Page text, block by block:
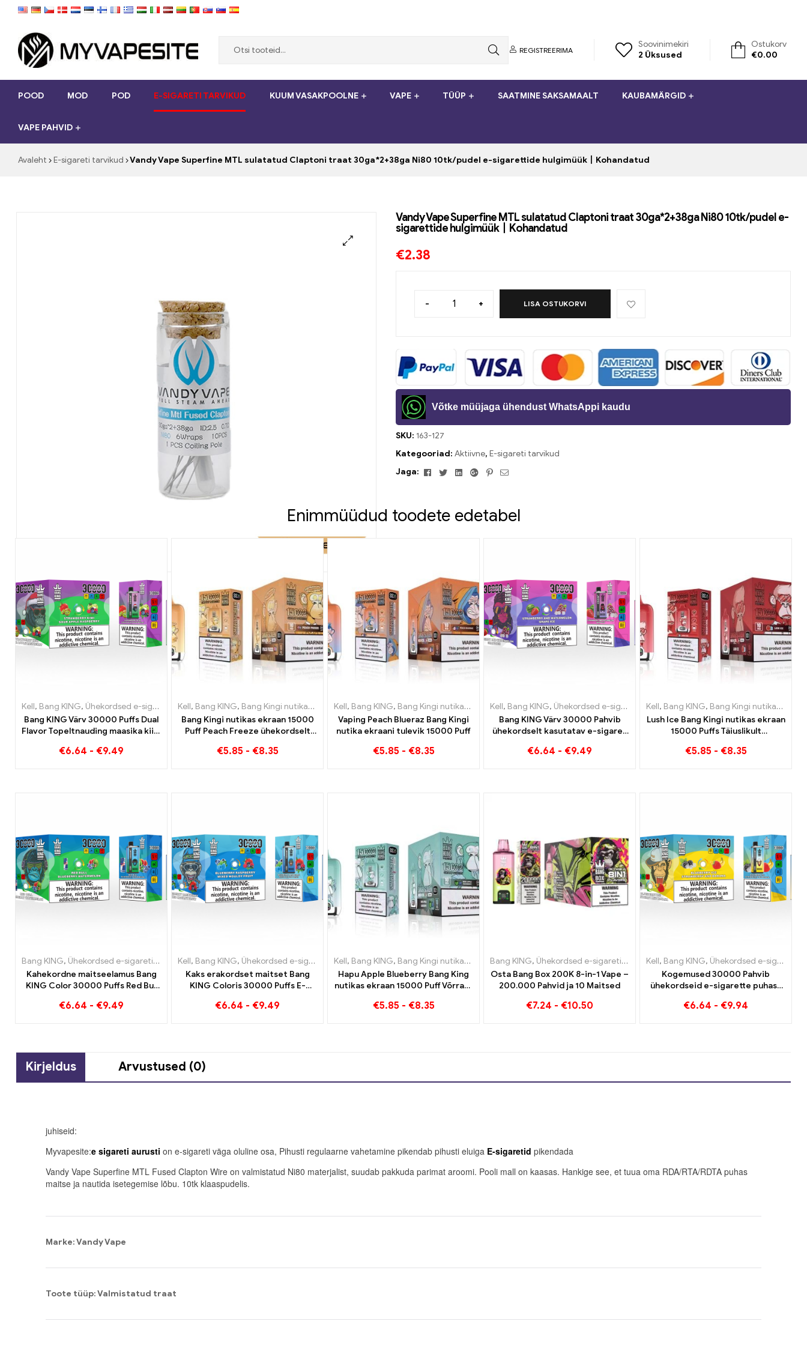
Myvapesite.de
sigarette
odavalt
veebisaidilt
REGISTREERIMA
Soovinimekiri
2 Üksused
Ostukorv
€0.00
POOD MOD POD E-SIGARETI TARVIKUD KUUM VASAKPOOLNE VAPE TÜÜP SAATMINE SAKSAMAALT KAUBAMÄRGID
VAPE PAHVID
Avaleht E-sigareti tarvikud Vandy Vape Superfine MTL sulatatud Claptoni traat 30ga*2+38ga Ni80 10tk/pudel e-sigarettide hulgimüük丨Kohandatud
Vandy Vape Superfine MTL sulatatud Claptoni traat 30ga*2+38ga Ni80 10tk/pudel e-
sigarettide hulgimüük丨Kohandatud
€2.38
- + LISA OSTUKORVI
Võtke müüjaga ühendust WhatsAppi kaudu
SKU: 163-127
Kategooriad:Aktiivne,E-sigareti tarvikud
Jaga:
FacebookTwitterLinkedinGoogle+Pinterest
Meil
Enimmüüdud toodete edetabel
Kell, Bang KING, Ühekordsed e-sigaretid Leedu ,Ühekordsed e-sigaretid Luksemburg, Ühekordsed e-sigaretid Holland Ühekordsed e-sigaretid Austria, Ühekordsed e-sigaretid Poola,Ühekordsed e-
Bang KING Värv 30000 Puffs Dual
Flavor Topeltnauding maasika kiivi
€6.64 - €9.49
Kell, Bang KING, Bang Kingi nutikas ekraan 15000 Puff ,Ühekordsed e-sigaretid Leedu, Ühekordsed e-sigaretid Luksemburg,Ühekordsed e-sigaretid Holland,
Bang Kingi nutikas ekraan 15000
Puff Peach Freeze ühekordselt
€5.85 - €8.35
Kell, Bang KING, Bang Kingi nutikas ekraan 15000 Puff ,Ühekordsed e-sigaretid Leedu, Ühekordsed e-sigaretid Luksemburg
Vaping Peach Blueraz Bang Kingi
nutika ekraani tulevik 15000 Puff
€5.85 - €8.35
Kell, Bang KING, Ühekordsed e-sigaretid Leedu ,Ühekordsed e-sigaretid
Bang KING Värv 30000 Pahvib
ühekordselt kasutatav e-sigaret
maasikaarbuusist ja
€6.64 - €9.49
Kell, Bang KING, Bang Kingi nutikas ekraan 15000 Puff
Lush Ice Bang Kingi nutikas ekraan
15000 Puffs Täiuslikult
piparmündist
€5.85 - €8.35
Bang KING, Ühekordsed e-sigaretid , Ühekordsed e-sigaretid Leedu,Ühekordsed e-sigaretid Luksemburg,Ühekordsed e-sigaretid Holland,Ühekordsed e-sigaretid Austria,Ühekordsed e-sigaretid Poola
Kahekordne maitseelamus Bang
KING Color 30000 Puffs Red Bull
Pahvib ühekordset e-sigaretti
€6.64 - €9.49
Kell, Bang KING, Ühekordsed e-sigaretid Leedu ,Ühekordsed e-sigaretid Luksemburg,Ühekordsed e-sigaretid Holland Ühekordsed e-sigaretid Austria, Ühekordsed
Kaks erakordset maitset Bang
KING Coloris 30000 Puffs E-
segatud ja hallitanud puuviljad
€6.64 - €9.49
Kell, Bang KING, Bang Kingi nutikas ekraan 15000 Puff ,Ühekordsed e-sigaretid Leedu, Ühekordsed e-sigaretid Luksemburg
Hapu Apple Blueberry Bang King
nutikas ekraan 15000 Puff Võrratu
maitseid
€5.85 - €8.35
Bang KING, Ühekordsed e-sigaretid , Ühekordsed e-sigaretid Belgia,Ühekordsed
Osta Bang Box 200K 8-in-1 Vape –
200.000 Pahvid ja 10 Maitsed
€7.24 - €10.50
Kell, Bang KING, Ühekordsed e-sigaretid Leedu
Kogemused 30000 Pahvib
ühekordseid e-sigarette puhast
Bang KING värviga
€6.64 - €9.94
Kirjeldus Arvustused (0)
juhiseid:
Myvapesite:e sigareti aurusti on e-sigareti väga oluline osa, Pihusti regulaarne vahetamine pikendab pihusti eluiga E-sigaretid pikendada
Vandy Vape Superfine MTL Fused Clapton Wire on valmistatud Ni80 materjalist, suudab pakkuda parimat aroomi. Pooli mall on kaasas. Hankige see, et tuua oma RDA/RTA/RDTA puhas
maitse ja nautida isetegemise lõbu. 10tk klaaspudelis.
Marke: Vandy Vape
Toote tüüp: Valmistatud traat